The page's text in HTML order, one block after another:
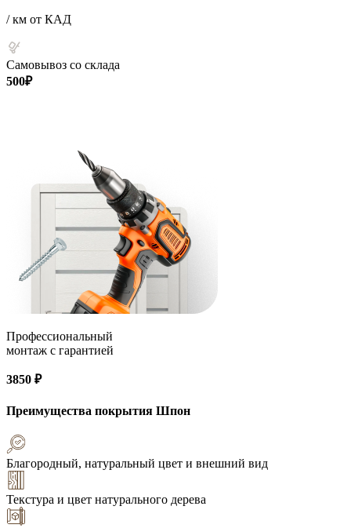
/ км от КАД
Самовывоз со склада
500₽
Профессиональный
монтаж с гарантией
3850 ₽
Преимущества покрытия Шпон
Благородный, натуральный цвет и внешний вид
Текстура и цвет натурального дерева